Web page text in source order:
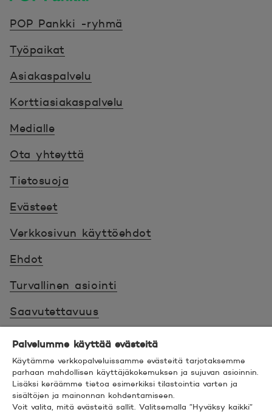
POP Pankki -ryhmä
Työpaikat
Asiakaspalvelu
Korttiasiakaspalvelu
Medialle
Ota yhteyttä
Tietosuoja
Evästeet
Verkkosivun käyttöehdot
Ehdot
Turvallinen asiointi
Saavutettavuus
Hyödyllistä tietää
© 2026 POP Pankki, Hevosenkenkä 3, 02600
ESPOO
Palvelumme käyttää evästeitä
Käytämme verkkopalveluissamme evästeitä tarjotaksemme
parhaan mahdollisen käyttäjäkokemuksen ja sujuvan asioinnin.
Lisäksi keräämme tietoa esimerkiksi tilastointia varten ja
sisältöjen ja mainonnan kohdentamiseen.
Voit valita, mitä evästeitä sallit. Valitsemalla ”Hyväksy kaikki”